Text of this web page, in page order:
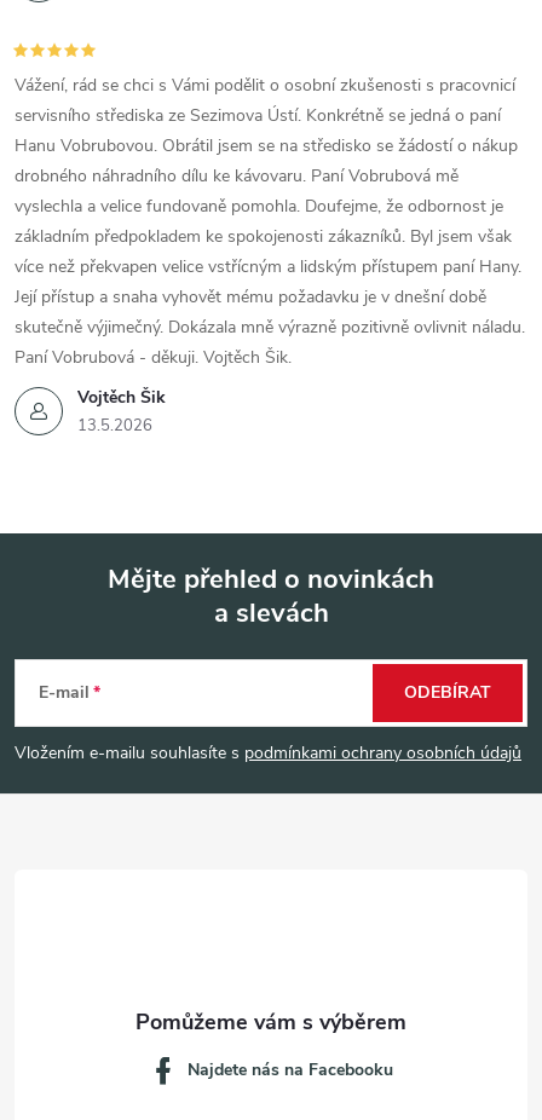
Vojtěch Šik
13.5.2026
Vážení, rád se chci s Vámi podělit o osobní zkušenosti s pracovnicí
servisního střediska ze Sezimova Ústí. Konkrétně se jedná o paní
Hanu Vobrubovou. Obrátil jsem se na středisko se žádostí o nákup
drobného náhradního dílu ke kávovaru. Paní Vobrubová mě
vyslechla a velice fundovaně pomohla. Doufejme, že odbornost je
základním předpokladem ke spokojenosti zákazníků. Byl jsem však
více než překvapen velice vstřícným a lidským přístupem paní Hany.
Její přístup a snaha vyhovět mému požadavku je v dnešní době
skutečně výjimečný. Dokázala mně výrazně pozitivně ovlivnit náladu.
Paní Vobrubová - děkuji. Vojtěch Šik.
p
a
Mějte přehled o novinkách
a slevách
E-mail
Vložením e-mailu souhlasíte s podmínkami ochrany osobních údajů
ODEBÍRAT
Najdete nás na Facebooku